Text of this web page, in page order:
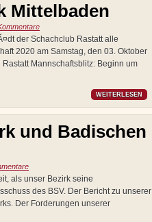
Mittelbaden
der Schachclub Rastatt alle
2020 am Samstag, den 03. Oktober
Mannschaftsblitz: Beginn um
WEITERLESEN
und Badischen
als unser Bezirk seine
des BSV. Der Bericht zu unserer
Der Forderungen unserer